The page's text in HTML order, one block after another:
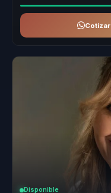
Cotizar
Disponible